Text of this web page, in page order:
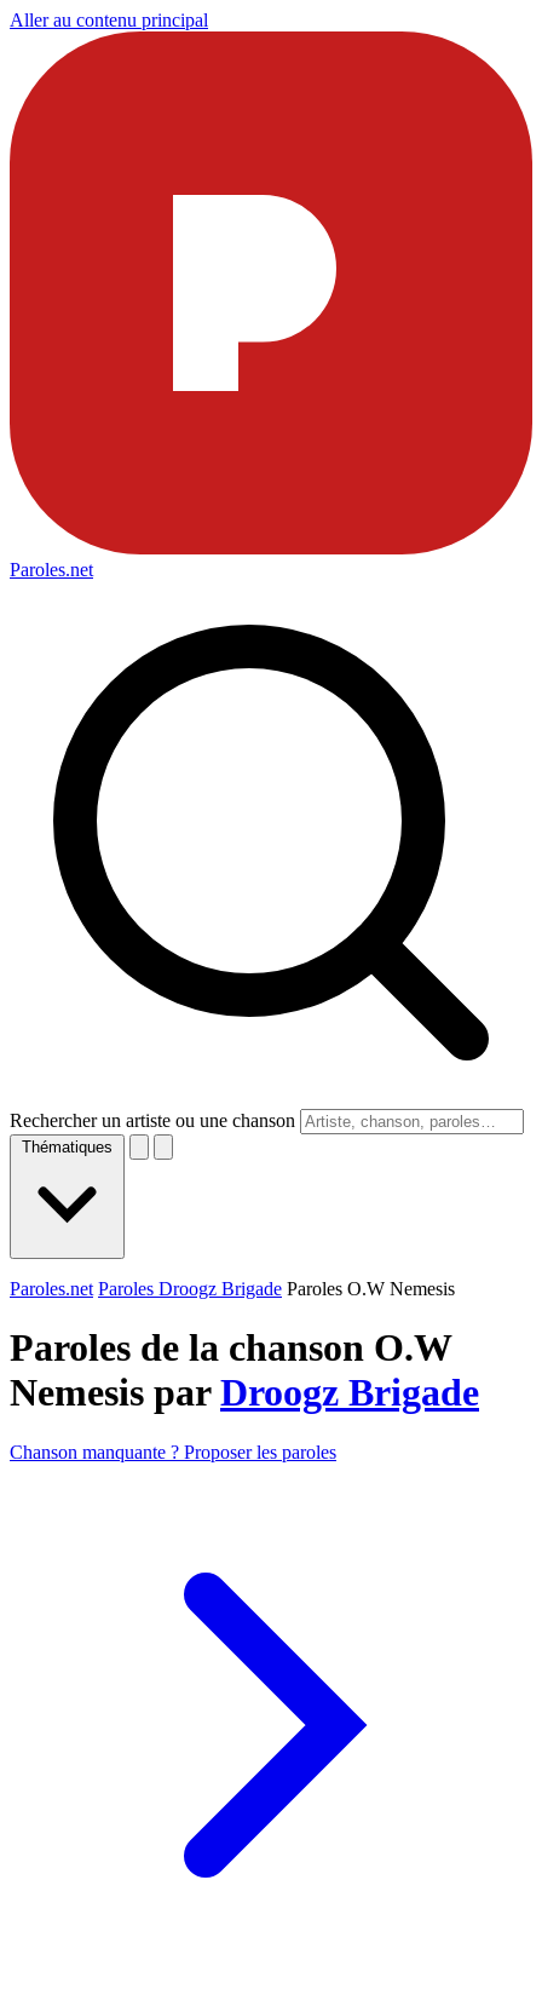
Aller au contenu principal
Paroles.net
Rechercher un artiste ou une chanson
Thématiques
Paroles.net Paroles Droogz Brigade Paroles O.W Nemesis
Paroles de la chanson O.W
Nemesis parDroogz Brigade
Chanson manquante ? Proposer les paroles